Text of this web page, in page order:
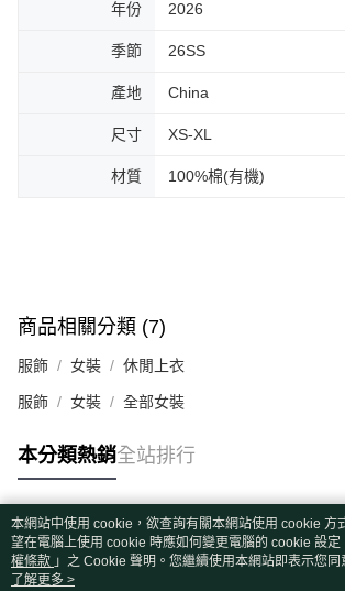
年份 2026
季節 26SS
產地 China
尺寸 XS-XL
材質 100%棉(有機)
商品相關分類 (7)
服飾 女裝 休閒上衣
服飾 女裝 全部女裝
本分類熱銷全站排行
熱門標籤
本網站中使用 cookie，欲查詢有關本網站使用 cookie 方
望在電腦上使用 cookie 時應如何變更電腦的 cookie 設定
權條款 」之 Cookie 聲明。您繼續使用本網站即表示您
用條款之 Cookie 聲明使用 cookie。
了解更多 >